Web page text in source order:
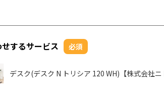
するサービス 必須
デスク(デスク N トリシア 120 WH)【株式会社ニ